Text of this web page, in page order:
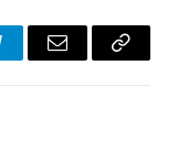
Email
Copy